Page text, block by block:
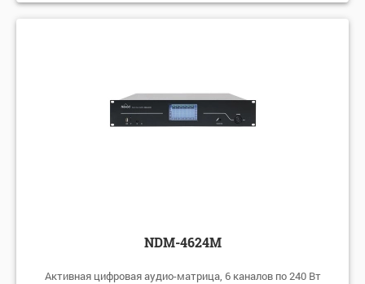
NDM-4624M
Активная цифровая аудио-матрица, 6 каналов по 240 Вт